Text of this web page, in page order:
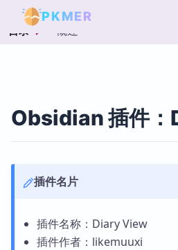
PKMER
目录 概述
Obsidian 插件
插件名片
插件名称：Diary View
插件作者：likemuuxi